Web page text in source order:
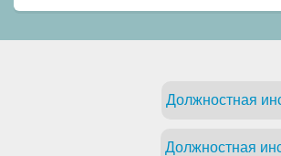
Должностная
Должностная